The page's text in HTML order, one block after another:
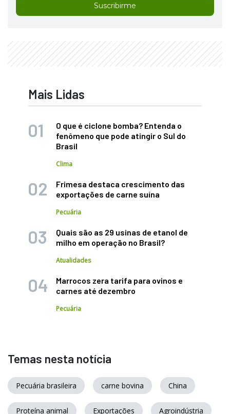
Suscribirme
Mais Lidas
O que é ciclone bomba? Entenda o
fenômeno que pode atingir o Sul do
Brasil
Clima
Frimesa destaca crescimento das
exportações de carne suína
Pecuária
Quais são as 29 usinas de etanol de
milho em operação no Brasil?
Atualidades
Marrocos zera tarifa para ovinos e
carnes até dezembro
Pecuária
Temas nesta notícia
Pecuária brasileira carne bovina China
Proteína animal Exportações Agroindústria